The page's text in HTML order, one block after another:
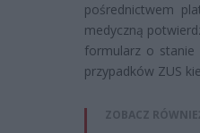
pośrednictwem
medyczną
formularz o stanie
przypadków ZUS
ZOBACZ